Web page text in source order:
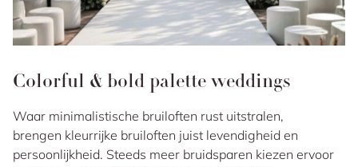
Colorful & bold palette weddings
Waar minimalistische bruiloften rust uitstralen,
brengen kleurrijke bruiloften juist levendigheid en
persoonlijkheid. Steeds meer bruidsparen kiezen ervoor